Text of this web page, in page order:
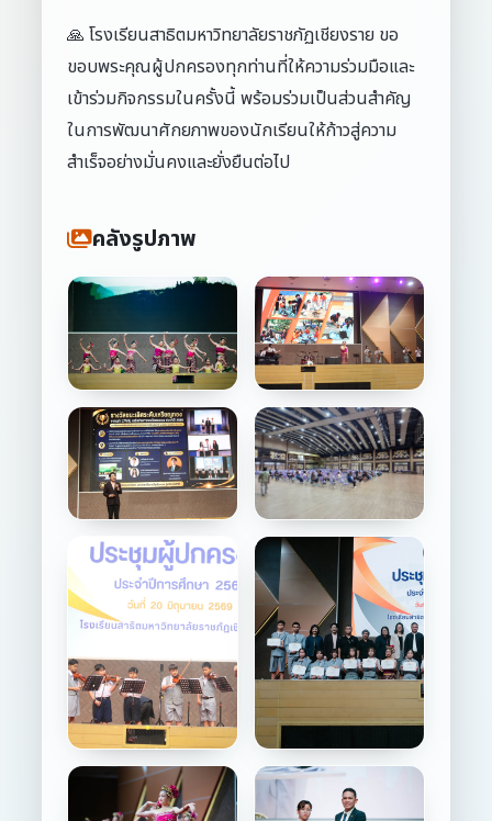
🙏 โรงเรียนสาธิตมหาวิทยาลัยราชภัฏเชียงราย ขอ
ขอบพระคุณผู้ปกครองทุกท่านที่ให้ความร่วมมือและ
เข้าร่วมกิจกรรมในครั้งนี้ พร้อมร่วมเป็นส่วนสำคัญ
ในการพัฒนาศักยภาพของนักเรียนให้ก้าวสู่ความ
สำเร็จอย่างมั่นคงและยั่งยืนต่อไป
คลังรูปภาพ